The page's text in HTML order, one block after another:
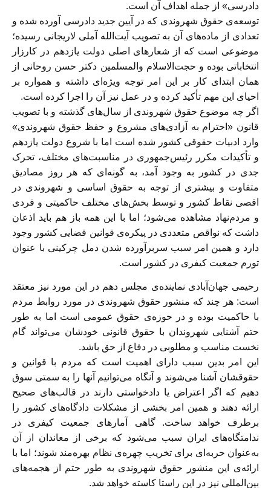
دادرسی» از جمله اهداف آن است.
توسعه‌ی حقوق شهروندی که در آیین جدید دادرسی آورده شده و
تعدادی از ماده‌های آن به تصویب آیت‌الله آملی لاریجانی رسیده؛
موضوعی است که از شعارهای اصلی دولت یازدهم در کارزار
انتخاباتی بوده و حجت‌الاسلام والمسلمین دکتر حسن روحانی از
همان ابتدای کار بر این امر توجه ویژه‌ای داشته و همواره بر
احیای این مهم تأکید کرده و در عمل نیز آن را اجرا کرده است.
اگر چه موضوع حقوق شهروندی از سال‌های گذشته و با تصویب
قانون «احترام به آزادی‌های مشروع و حفظ حقوق شهروندی»
وارد ادبیات حقوقی کشور شده است اما با شروع دولت یازدهم
و تأکیدات مکرر رئیس‌جمهوری در مناسبت‌های مختلف، تحرک
جدی در کشور به وجود آمد، به گونه‌ای که هر روز مصادیق
متفاوت و بیشتری از توجه به حقوق اساسی و شهروندی در
اقصی نقاط کشور و توسط بخش‌های مختلف حاکمیتی و فردی
و مردم‌نهاد مشاهده می‌شود؛ اما با این همه باز هم باید اذعان
داشت که نواقص متعددی در پیکره‌ی قوانین قضایی کشور وجود
دارد و همین امر سبب سربرآورده شدن دمل چرکینی با عنوان
تورم جمعیت کیفری در کشور است.
رحیمی جهان‌آبادی نماینده‌ی مجلس دهم در این مورد نیز معتقد
است: هر چند که منشور حقوق شهروندی در مورد روابط مردم
با حاکمیت بوده و در حوزه‌ی حقوق عمومی است اما به طور
حتم آشنایی شهروندان با حقوق قانونی خودشان می‌تواند گام
نخست مناسب و مطلوبی در دفاع از حق باشد.
این امر بدین سبب دارای اهمیت است که مردم با قوانین و
حقوقشان آشنا می‌شوند و آنگاه می‌توانیم آنها را به سمتی سوق
دهیم که اگر اعتراض یا دادخواستی دارند در قالب‌های صحیح
ارائه دهند و همین امر بخشی از مشکلات دادگاه‌های کشور را
برطرف خواهد ساخت. گاهی آمارهای جمعیت کیفری در
ندامتگاه‌های ایران سبب می‌شود که برخی از معاندان از آن
به‌عنوان حربه‌ای برای تخریب چهره‌ی نظام بهره‌مند شوند؛ اما با
ارائه‌ی این منشور حقوق شهروندی به طور حتم از هجمه‌های
بین‌المللی نیز در این راستا کاسته خواهد شد.